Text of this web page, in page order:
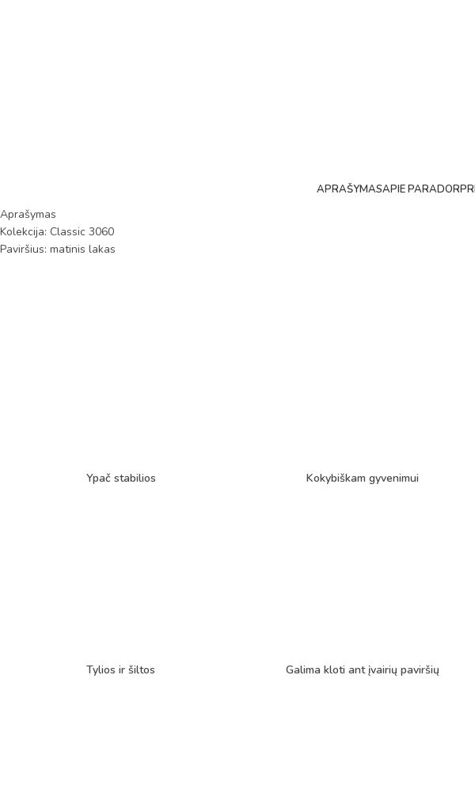
APRAŠYMASAPIE PARADOR
Aprašymas
Kolekcija: Classic 3060
Paviršius: matinis lakas
Ypač stabilios Kokybiškam gyvenimui
Tylios ir šiltos Galima kloti ant įvairių paviršių